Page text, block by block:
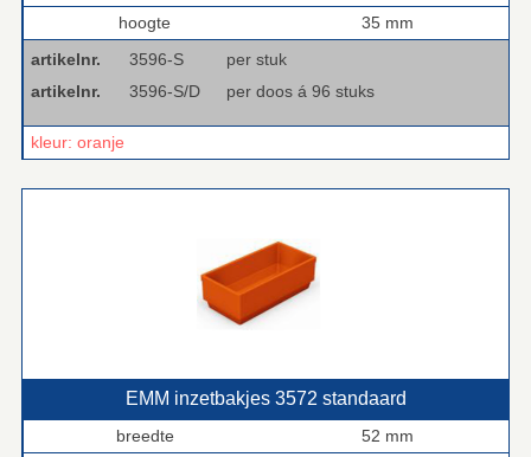
hoogte
35 mm
artikelnr. 3596-S
per stuk
artikelnr. 3596-S/D per doos á 96 stuks
kleur: oranje
EMM inzetbakjes 3572 standaard
breedte
52 mm